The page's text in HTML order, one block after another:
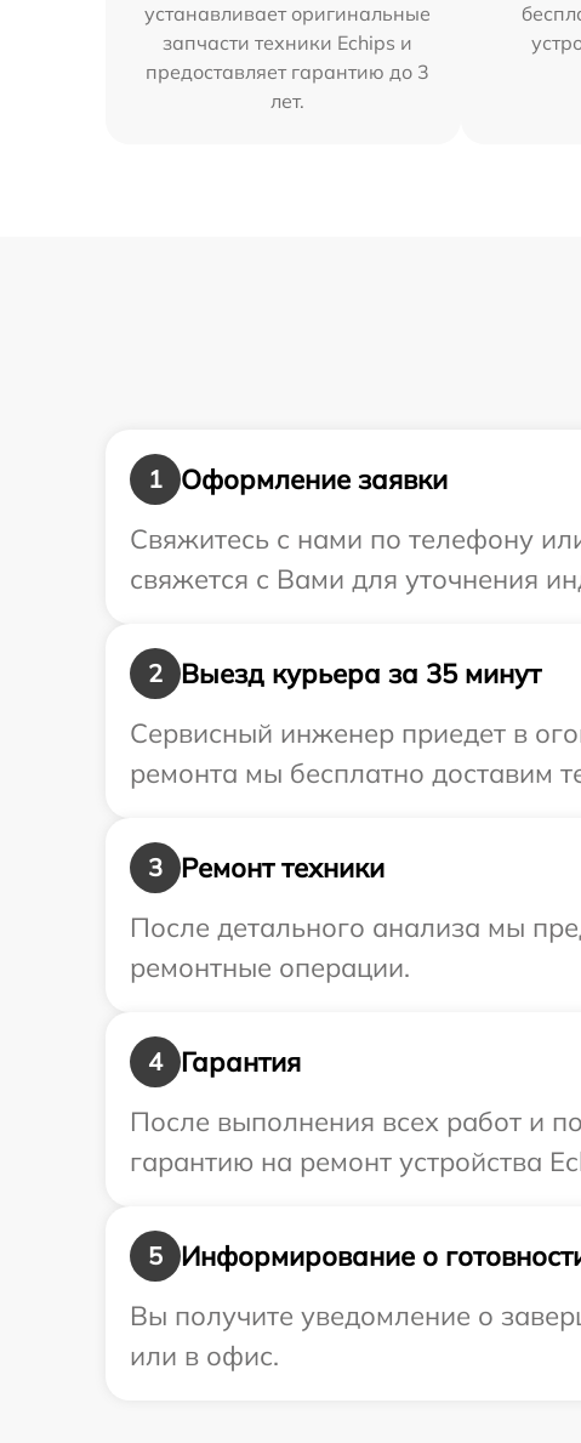
устанавливает оригинальные
запчасти техники Echips и
предоставляет гарантию до 3
лет.
1
Оформление заявки
Свяжитесь с нами по телефону
свяжется с Вами для уточнения
2
Выезд курьера за 35 минут
Сервисный инженер приедет в
ремонта мы бесплатно доставим
3
Ремонт техники
После детального анализа мы
ремонтные операции.
4
Гарантия
После выполнения всех работ и
гарантию на ремонт устройства
5
Информирование о
Вы получите уведомление о
или в офис.